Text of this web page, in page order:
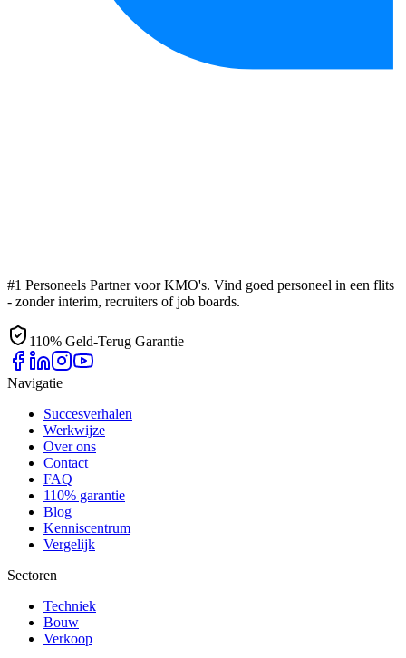
#1 Personeels Partner voor KMO's. Vind goed personeel in een flits
- zonder interim, recruiters of job boards.
110% Geld-Terug Garantie
Navigatie
Succesverhalen
Werkwijze
Over ons
Contact
FAQ
110% garantie
Blog
Kenniscentrum
Vergelijk
Sectoren
Techniek
Bouw
Verkoop